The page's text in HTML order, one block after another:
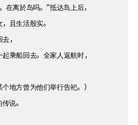
在离於岛吗。”抵达岛上后，
且生活殷实。
，
乘船回去。全家人返航时，
个地方曾为他们举行告祀。）
说。